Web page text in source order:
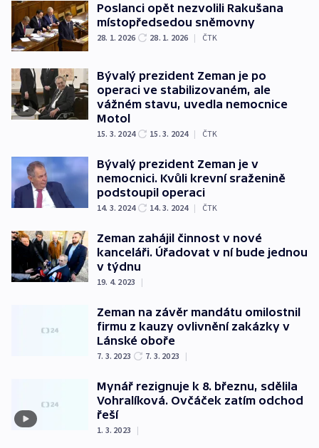
Poslanci opět nezvolili Rakušana
místopředsedou sněmovny
28. 1. 2026 28. 1. 2026 | ČTK
Bývalý prezident Zeman je po
operaci ve stabilizovaném, ale
vážném stavu, uvedla nemocnice
Motol
15. 3. 2024 15. 3. 2024 | ČTK
Bývalý prezident Zeman je v
nemocnici. Kvůli krevní sraženině
podstoupil operaci
14. 3. 2024 14. 3. 2024 | ČTK
Zeman zahájil činnost v nové
kanceláři. Úřadovat v ní bude jednou
v týdnu
19. 4. 2023 |
Zeman na závěr mandátu omilostnil
firmu z kauzy ovlivnění zakázky v
Lánské oboře
7. 3. 2023 7. 3. 2023 |
Mynář rezignuje k 8. březnu, sdělila
Vohralíková. Ovčáček zatím odchod
řeší
1. 3. 2023 |